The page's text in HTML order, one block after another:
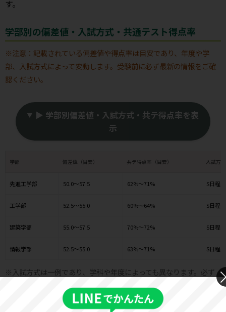
す。
学部別の偏差値・入試方式・共通テスト得点率
※注意：記載されている偏差値や得点率は目安であり、年度や学
部、入試方式によって変動します。受験前に必ず最新の情報をご確
認ください。
▶ 学部別偏差値・入試方式・共テ得点率を表
示
学部 偏差値（目安） 共テ得点率（目安） 入試方
先進工学部 50.0～57.5 62%～71% S日程
工学部 52.5～55.0 60%～64% S日程
建築学部 55.0～57.5 70%～72% S日程
情報学部 52.5～55.0 63%～71% S日程
※入試方式は一例であり、学科や年度によっても異なります。必ず
最新の情報を確認し、実施されているかご確認ください。